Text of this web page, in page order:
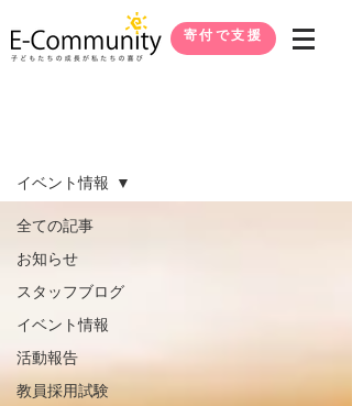
寄付で支援
全ての記事
お知らせ
スタッフブログ
イベント情報
活動報告
教員採用試験
イベント情報